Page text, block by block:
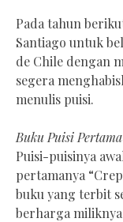
Pada tahun
Santiago untuk
de Chile dengan
segera
menulis puisi.
Buku Puisi Pertama
Puisi-puisinya
pertamanya
buku yang terbit
berharga